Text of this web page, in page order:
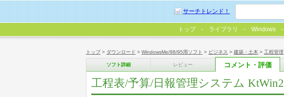
トップ> ダウンロード > WindowsMe/98/95用ソフト > ビジネス > 建築・土木 > 工程管理
ソフト詳細 レビュー コメント・評価
工程表/予算/日報管理システム KtWin2
サーチトレンド！
トップ ライブラリ Windows